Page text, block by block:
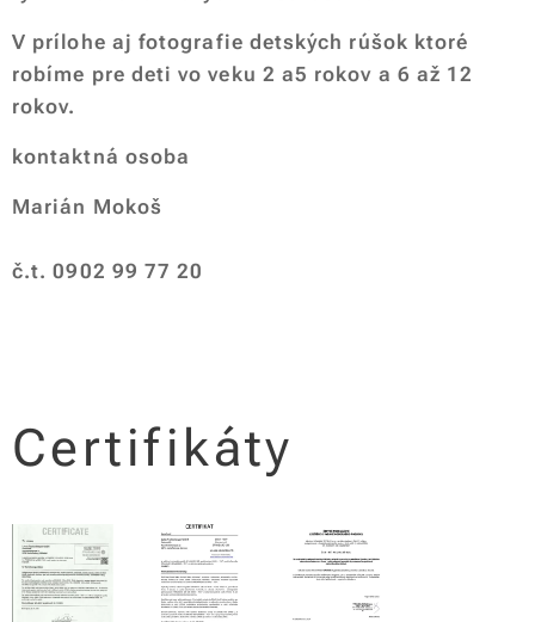
V prílohe aj fotografie detských rúšok ktoré
robíme pre deti vo veku 2 a5 rokov a 6 až 12
rokov.
kontaktná osoba
Marián Mokoš
č.t. 0902 99 77 20
Certifikáty